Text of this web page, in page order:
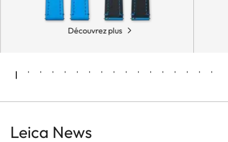
Découvrez plus
Leica News